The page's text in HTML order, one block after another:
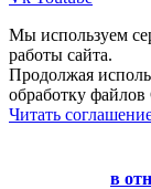
Мы используем
работы сайта.
Продолжая
обработку файлов
Читать
в